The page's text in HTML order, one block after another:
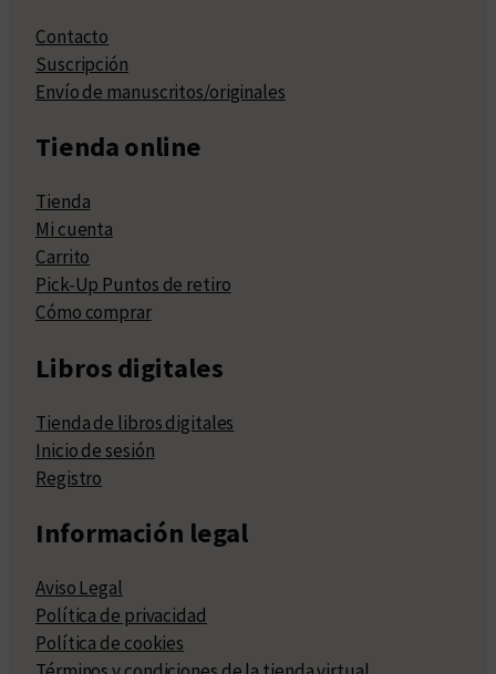
Contacto
Suscripción
Envío de manuscritos/originales
Tienda online
Tienda
Mi cuenta
Carrito
Pick-Up Puntos de retiro
Cómo comprar
Libros digitales
Tienda de libros digitales
Inicio de sesión
Registro
Información legal
Aviso Legal
Política de privacidad
Política de cookies